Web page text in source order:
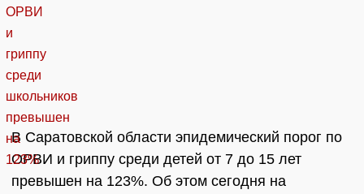
В Саратовской области эпидемический порог по
ОРВИ и гриппу среди детей от 7 до 15 лет
превышен на 123%. Об этом сегодня на